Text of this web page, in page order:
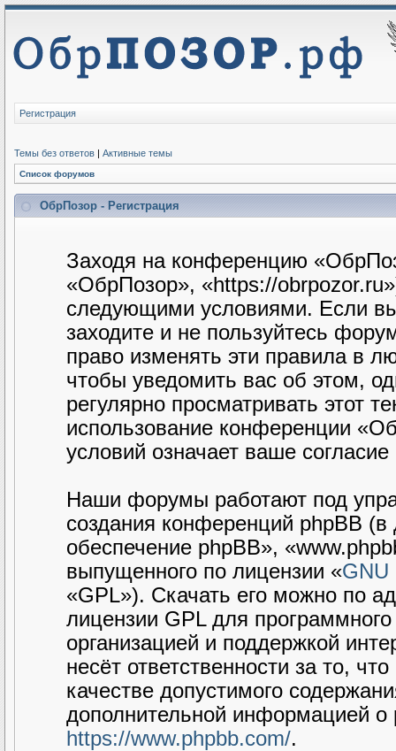
Регистрация
Темы без ответов | Активные темы
Список форумов
ОбрПозор - Регистрация
Заходя на конференцию
«ОбрПозор», «https://
следующими условиями. Если
заходите и не пользуйтесь
право изменять эти правила в
чтобы уведомить вас об этом,
регулярно просматривать этот
использование конференции
условий означает ваше
Наши форумы работают под
создания конференций phpBB
обеспечение phpBB»,
выпущенного по лицензии «GNU
«GPL»). Скачать его можно по
лицензии GPL для
организацией и поддержкой
несёт ответственности за то,
качестве допустимого
дополнительной информацией
https://www.phpbb.com/.